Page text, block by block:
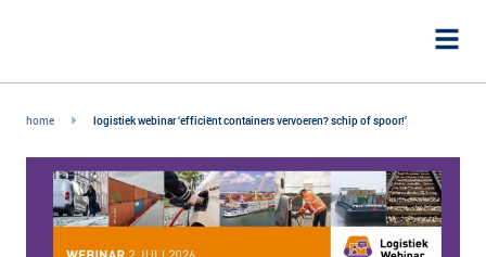
home logistiek webinar ‘efficiënt containers vervoeren? schip of spoor!’